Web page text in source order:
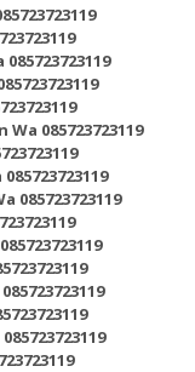
085723723119
085723723119